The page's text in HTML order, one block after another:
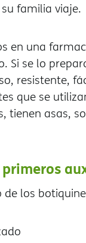
familia viaje.
en una
Si se lo
resistente,
que se
tienen asas,
los